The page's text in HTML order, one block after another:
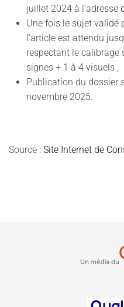
juillet 2024 à l’adresse
Une fois le sujet validé
l’article est attendu
respectant le calibrage
signes + 1 à 4 visuels ;
Publication du dossier
novembre 2025.
Source : Site Internet de